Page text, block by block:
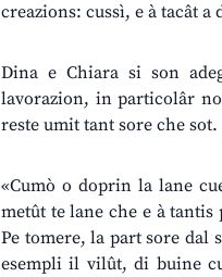
creazions: cussì, e à tacât a
Dina e Chiara si son
lavorazion, in particolâr
reste umit tant sore che sot.
«Cumò o doprin la lane
metût te lane che e à
Pe tomere, la part sore
esempli il vilût, di buine